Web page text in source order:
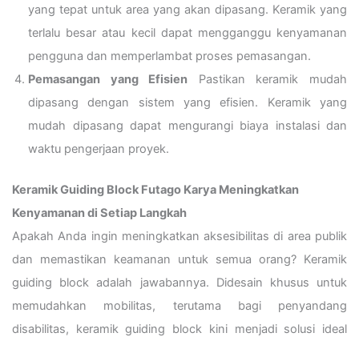
yang tepat untuk area yang akan dipasang. Keramik yang
terlalu besar atau kecil dapat mengganggu kenyamanan
pengguna dan memperlambat proses pemasangan.
Pemasangan yang Efisien Pastikan keramik mudah
dipasang dengan sistem yang efisien. Keramik yang
mudah dipasang dapat mengurangi biaya instalasi dan
waktu pengerjaan proyek.
Keramik Guiding Block Futago Karya Meningkatkan
Kenyamanan di Setiap Langkah
Apakah Anda ingin meningkatkan aksesibilitas di area publik
dan memastikan keamanan untuk semua orang? Keramik
guiding block adalah jawabannya. Didesain khusus untuk
memudahkan mobilitas, terutama bagi penyandang
disabilitas, keramik guiding block kini menjadi solusi ideal